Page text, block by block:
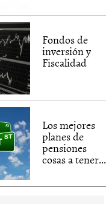
Fondos de
inversión y
Fiscalidad
Los mejores
planes de
pensiones
cosas a tener...